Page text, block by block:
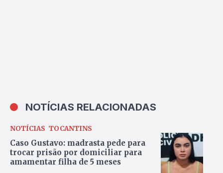
NOTÍCIAS RELACIONADAS
NOTÍCIAS TOCANTINS
Caso Gustavo: madrasta pede para
trocar prisão por domiciliar para
amamentar filha de 5 meses